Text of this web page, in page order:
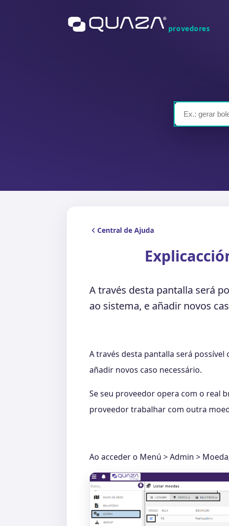
provedores
Central de Ajuda
A través desta pantalla será
ao sistema, e añadir novos
A través desta pantalla será
añadir novos caso necessário.
Se seu proveedor opera com o real
proveedor trabalhar com outra
Ao acceder o Menú > Admin >